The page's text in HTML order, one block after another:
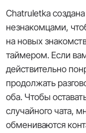
Chatruletka
незнакомцами,
на новых
таймером. Если
действительно
продолжать
оба. Чтобы
случайного чата,
обмениваются